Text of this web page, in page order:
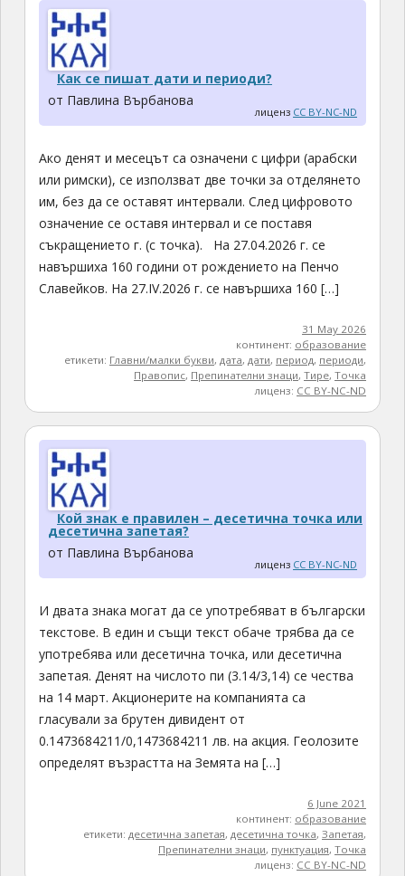
Как се пишат дати и периоди?
от Павлина Върбанова
лиценз CC BY-NC-ND
Ако денят и месецът са означени с цифри (арабски
или римски), се използват две точки за отделянето
им, без да се оставят интервали. След цифровото
означение се оставя интервал и се поставя
съкращението г. (с точка). На 27.04.2026 г. се
навършиха 160 години от рождението на Пенчо
Славейков. На 27.IV.2026 г. се навършиха 160 […]
31 May 2026
континент: образование
етикети: Главни/малки букви,дата,дати, период, периоди,
Правопис, Препинателни знаци,Тире,Точка
лиценз: CC BY-NC-ND
Кой знак е правилен – десетична точка или
десетична запетая?
от Павлина Върбанова
лиценз CC BY-NC-ND
И двата знака могат да се употребяват в български
текстове. В един и същи текст обаче трябва да се
употребява или десетична точка, или десетична
запетая. Денят на числото пи (3.14/3,14) се чества
на 14 март. Акционерите на компанията са
гласували за брутен дивидент от
0.1473684211/0,1473684211 лв. на акция. Геолозите
определят възрастта на Земята на […]
6 June 2021
континент: образование
етикети:десетична запетая,десетична точка,Запетая,
Препинателни знаци, пунктуация,Точка
лиценз: CC BY-NC-ND